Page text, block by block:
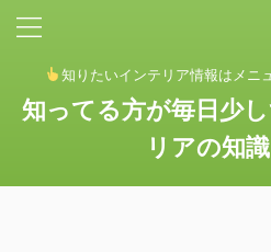
知りたいインテリア情報はメ
知ってる方が毎日少
リアの知